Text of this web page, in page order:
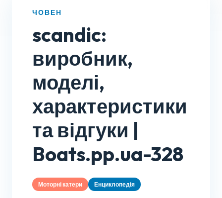
ЧОВЕН
scandic:
виробник,
моделі,
характеристики
та відгуки |
Boats.pp.ua-328
Моторні катери Енциклопедія